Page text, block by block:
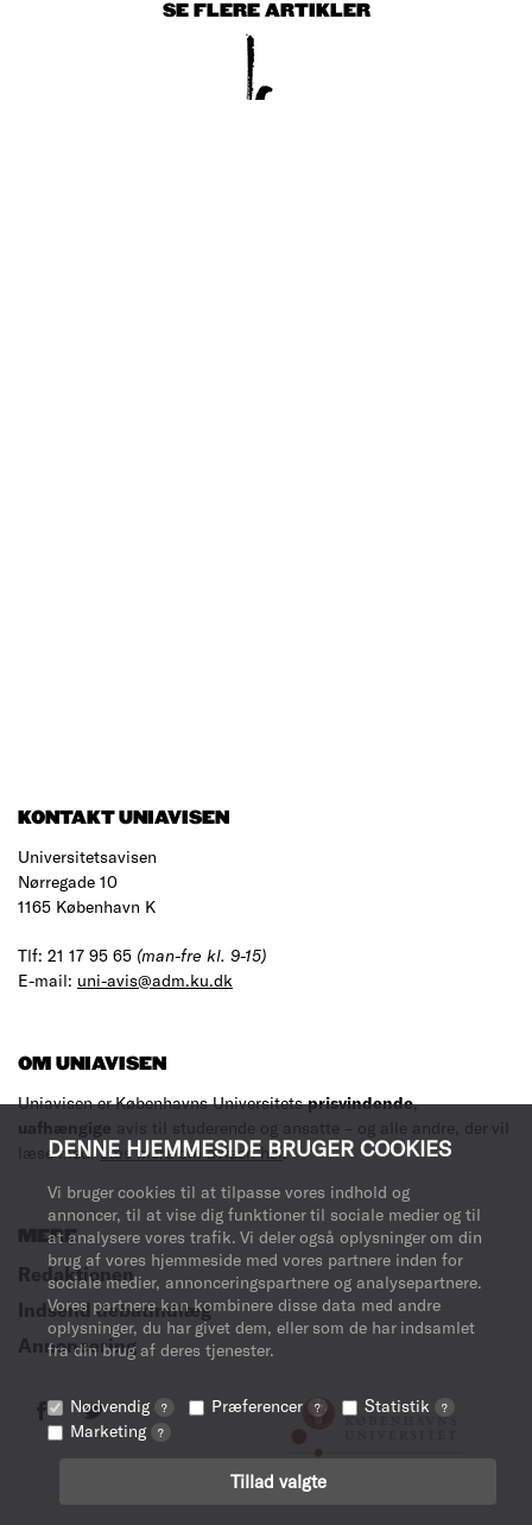
DENNE HJEMMESIDE BRUGER COOKIES
Vi bruger cookies til at tilpasse vores indhold og
annoncer, til at vise dig funktioner til sociale medier og til
at analysere vores trafik. Vi deler også oplysninger om din
brug af vores hjemmeside med vores partnere inden for
sociale medier, annonceringspartnere og analysepartnere.
Vores partnere kan kombinere disse data med andre
oplysninger, du har givet dem, eller som de har indsamlet
fra din brug af deres tjenester.
Nødvendig ? Præferencer ? Statistik ?
Marketing ?
Tillad valgte
SE FLERE ARTIKLER
KONTAKT UNIAVISEN
Universitetsavisen
Nørregade 10
1165 København K
Tlf: 21 17 95 65 (man-fre kl. 9-15)
E-mail: uni-avis@adm.ku.dk
OM UNIAVISEN
Uniavisen er Københavns Universitetsprisvindende,
uafhængige avis til studerende og ansatte – og alle andre, der vil
læse med.Læs mere om avisen her.
MERE
Redaktionen
Indsend debatindlæg
Annoncering